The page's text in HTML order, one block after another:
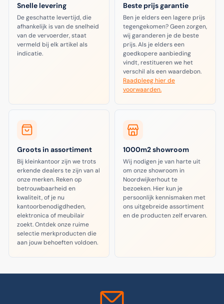
Snelle levering
De geschatte levertijd, die
afhankelijk is van de snelheid
van de vervoerder, staat
vermeld bij elk artikel als
indicatie.
Beste prijs garantie
Ben je elders een lagere prijs
tegengekomen? Geen zorgen,
wij garanderen je de beste
prijs. Als je elders een
goedkopere aanbieding
vindt, restitueren we het
verschil als een waardebon.
Raadpleeg hier de
voorwaarden.
Groots in assortiment
Bij kleinkantoor zijn we trots
erkende dealers te zijn van al
onze merken. Reken op
betrouwbaarheid en
kwaliteit, of je nu
kantoorbenodigdheden,
elektronica of meubilair
zoekt. Ontdek onze ruime
selectie merkproducten die
aan jouw behoeften voldoen.
1000m2 showroom
Wij nodigen je van harte uit
om onze showroom in
Noordwijkerhout te
bezoeken. Hier kun je
persoonlijk kennismaken met
ons uitgebreide assortiment
en de producten zelf ervaren.